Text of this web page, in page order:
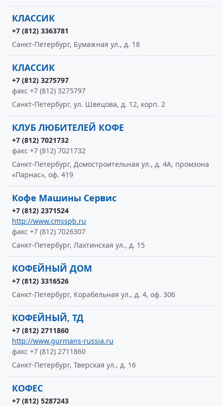
КЛАССИК
+7 (812) 3363781
Санкт-Петербург, Бумажная ул., д. 18
КЛАССИК
+7 (812) 3275797
факс +7 (812) 3275797
Санкт-Петербург, ул. Швецова, д. 12, корп. 2
КЛУБ ЛЮБИТЕЛЕЙ КОФЕ
+7 (812) 7021732
факс +7 (812) 7021732
Санкт-Петербург, Домостроительная ул., д. 4А, промзона
«Парнас», оф. 419
Кофе Машины Сервис
+7 (812) 2371524
http://www.cmsspb.ru
факс +7 (812) 7026307
Санкт-Петербург, Лахтинская ул., д. 15
КОФЕЙНЫЙ ДОМ
+7 (812) 3316526
Санкт-Петербург, Корабельная ул., д. 4, оф. 306
КОФЕЙНЫЙ, ТД
+7 (812) 2711860
http://www.gurmans-russia.ru
факс +7 (812) 2711860
Санкт-Петербург, Тверская ул., д. 16
КОФЕС
+7 (812) 5287243